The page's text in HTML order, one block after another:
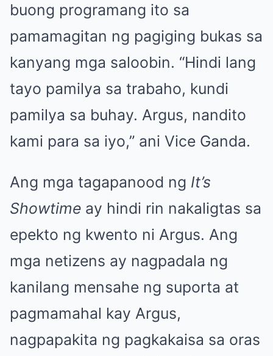
buong programang ito sa
pamamagitan ng pagiging bukas sa
kanyang mga saloobin. “Hindi lang
tayo pamilya sa trabaho, kundi
pamilya sa buhay. Argus, nandito
kami para sa iyo,” ani Vice Ganda.
Ang mga tagapanood ng It’s
Showtime ay hindi rin nakaligtas sa
epekto ng kwento ni Argus. Ang
mga netizens ay nagpadala ng
kanilang mensahe ng suporta at
pagmamahal kay Argus,
nagpapakita ng pagkakaisa sa oras